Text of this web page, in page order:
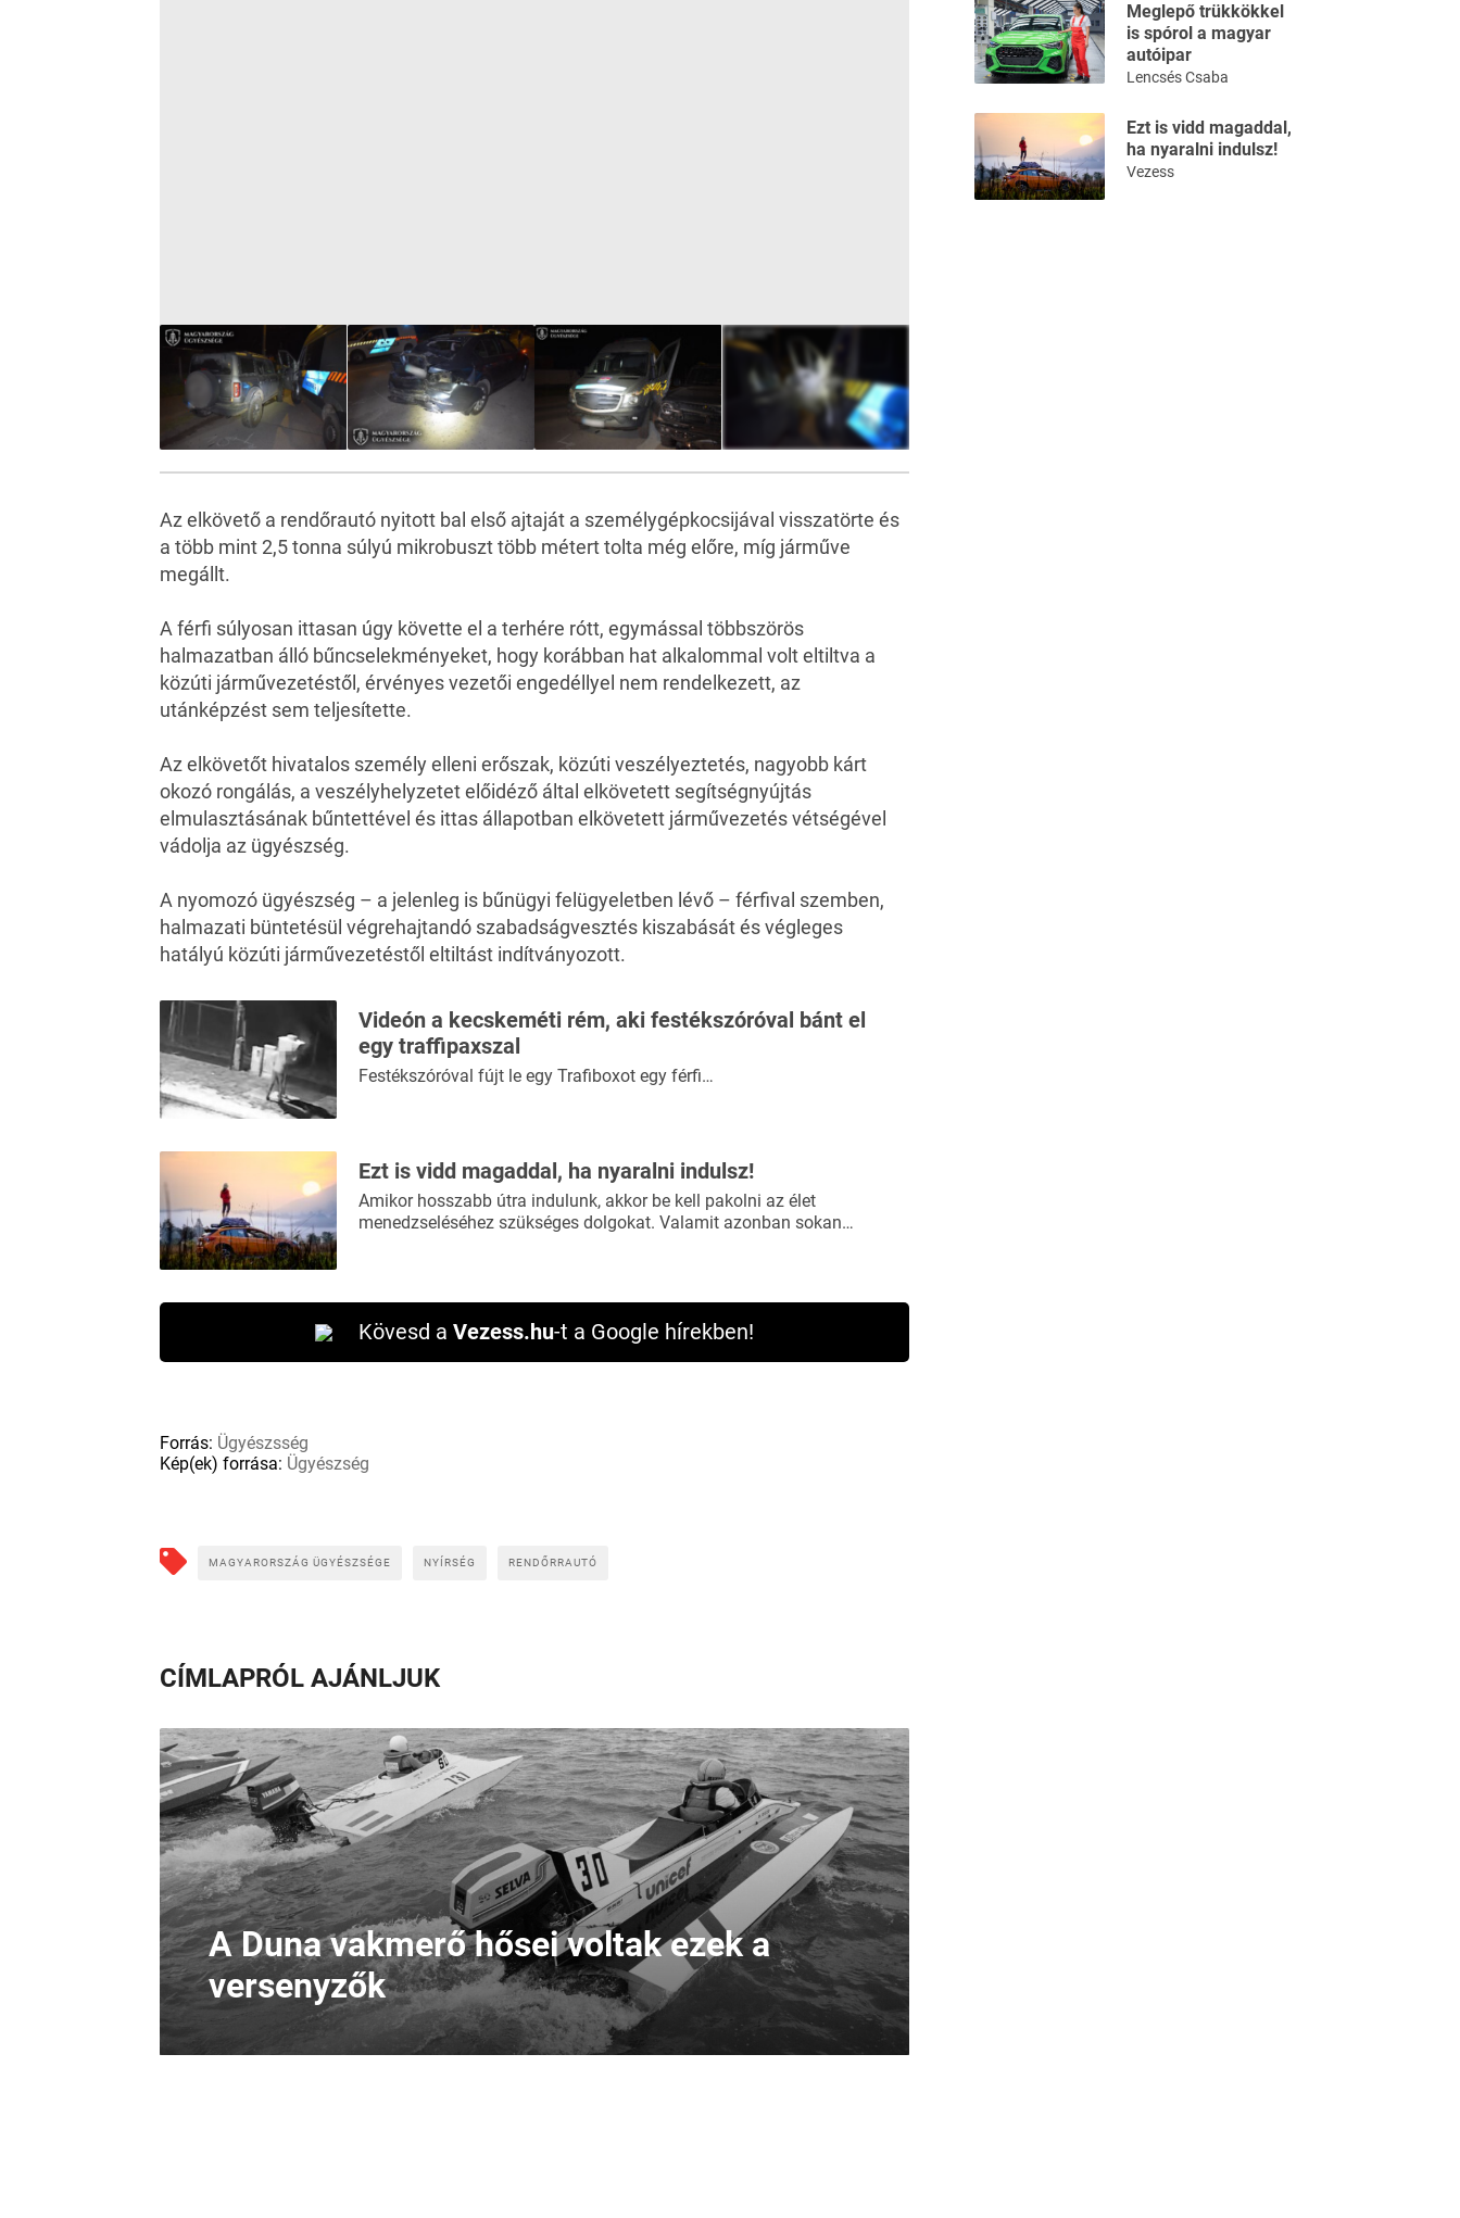
Az elkövető a rendőrautó nyitott bal első ajtaját a személygépkocsijával visszatörte és
a több mint 2,5 tonna súlyú mikrobuszt több métert tolta még előre, míg járműve
megállt.
A férfi súlyosan ittasan úgy követte el a terhére rótt, egymással többszörös
halmazatban álló bűncselekményeket, hogy korábban hat alkalommal volt eltiltva a
közúti járművezetéstől, érvényes vezetői engedéllyel nem rendelkezett, az
utánképzést sem teljesítette.
Az elkövetőt hivatalos személy elleni erőszak, közúti veszélyeztetés, nagyobb kárt
okozó rongálás, a veszélyhelyzetet előidéző által elkövetett segítségnyújtás
elmulasztásának bűntettével és ittas állapotban elkövetett járművezetés vétségével
vádolja az ügyészség.
A nyomozó ügyészség – a jelenleg is bűnügyi felügyeletben lévő – férfival szemben,
halmazati büntetésül végrehajtandó szabadságvesztés kiszabását és végleges
hatályú közúti járművezetéstől eltiltást indítványozott.
Videón a kecskeméti rém, aki festékszóróval bánt el
egy traffipaxszal
Festékszóróval fújt le egy Trafiboxot egy férfi…
Ezt is vidd magaddal, ha nyaralni indulsz!
Amikor hosszabb útra indulunk, akkor be kell pakolni az élet
menedzseléséhez szükséges dolgokat. Valamit azonban sokan…
Kövesd a Vezess.hu-t a Google hírekben!
Forrás: Ügyészsség
Kép(ek) forrása: Ügyészség
MAGYARORSZÁG ÜGYÉSZSÉGE NYÍRSÉG RENDŐRRAUTÓ
CÍMLAPRÓL AJÁNLJUK
A Duna vakmerő hősei voltak ezek a
versenyzők
Meglepő trükkökkel
is spórol a magyar
autóipar
Lencsés Csaba
Ezt is vidd magaddal,
ha nyaralni indulsz!
Vezess